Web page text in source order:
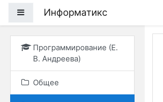
Боковая панель
Информатикс
Программирование (Е.
В. Андреева)
Общее